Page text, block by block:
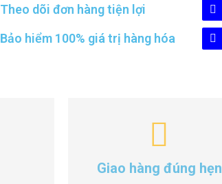
Theo dõi đơn hàng tiện lợi
Bảo hiểm 100% giá trị hàng hóa
Giao hàng đúng hẹn